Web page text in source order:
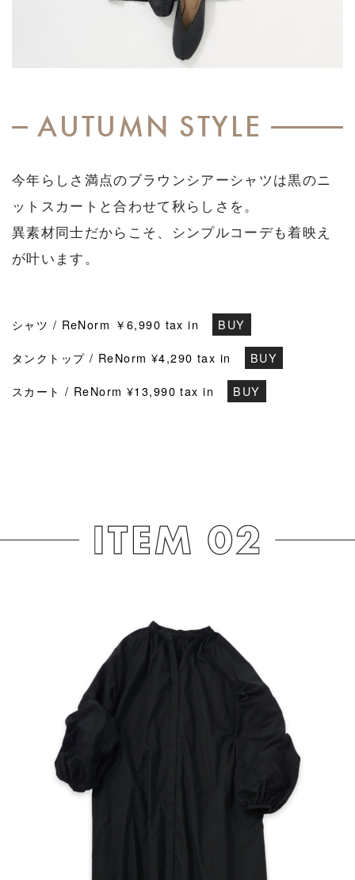
AUTUMN STYLE
今年らしさ満点のブラウンシアーシャツは黒のニ
ットスカートと合わせて秋らしさを。
異素材同士だからこそ、シンプルコーデも着映え
が叶います。
シャツ / ReNorm ￥6,990 tax in BUY
タンクトップ / ReNorm ¥4,290 tax in BUY
スカート / ReNorm ¥13,990 tax in BUY